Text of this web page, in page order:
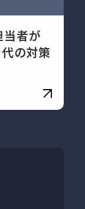
者が
の対策